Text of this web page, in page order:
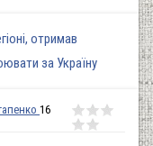
отримав
за Україну
16